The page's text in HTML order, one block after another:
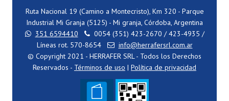
Ruta Nacional 19 (Camino a Montecristo), Km 320 - Parque
Industrial Mi Granja (5125) - Mi granja, Córdoba, Argentina
351 6594410
0054 (351) 423-2670 / 423-4935 /
Líneas rot. 570-8654
info@herrafersrl.com.ar
© Copyright 2021 - HERRAFER SRL - Todos los Derechos
Reservados - Términos de uso | Política de privacidad